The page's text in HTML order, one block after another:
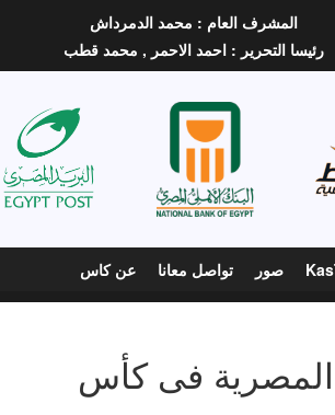
المشرف العام : محمد الدمرداش
رئيسا التحرير : احمد الاحمر , محمد قطب
صور تواصل معانا عن كاس
المصرية فى كأس